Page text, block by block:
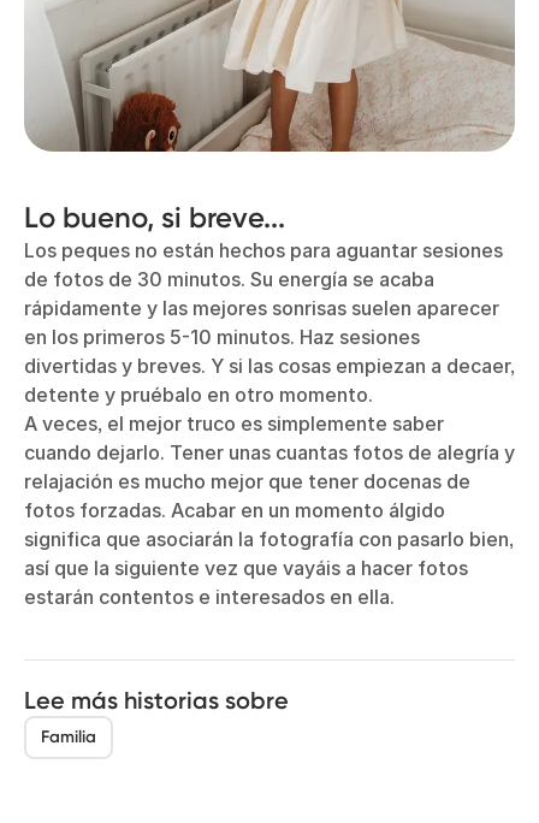
Lo bueno, si breve...
Los peques no están hechos para aguantar sesiones
de fotos de 30 minutos. Su energía se acaba
rápidamente y las mejores sonrisas suelen aparecer
en los primeros 5-10 minutos. Haz sesiones
divertidas y breves. Y si las cosas empiezan a decaer,
detente y pruébalo en otro momento.
A veces, el mejor truco es simplemente saber
cuando dejarlo. Tener unas cuantas fotos de alegría y
relajación es mucho mejor que tener docenas de
fotos forzadas. Acabar en un momento álgido
significa que asociarán la fotografía con pasarlo bien,
así que la siguiente vez que vayáis a hacer fotos
estarán contentos e interesados en ella.
Lee más historias sobre
Familia